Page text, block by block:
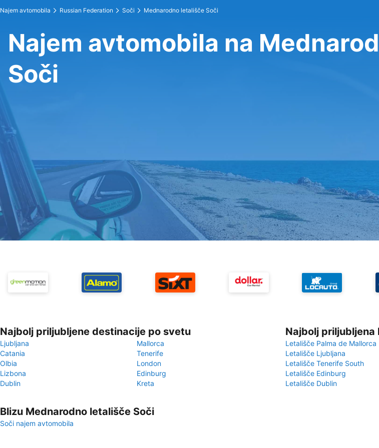
Najem avtomobila Russian Federation Soči Mednarodno letališče Soči
Najem avtomobila na
Soči
Najbolj priljubljene destinacije po svetu
Ljubljana
Mallorca
Catania
Tenerife
Olbia
London
Lizbona
Edinburg
Dublin
Kreta
Najbolj
Letališče Palma de Mallorca
Letališče Ljubljana
Letališče Tenerife South
Letališče Edinburg
Letališče Dublin
Blizu Mednarodno letališče Soči
Soči najem avtomobila